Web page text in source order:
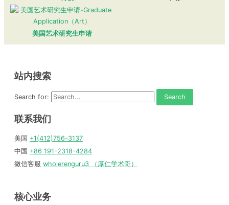
美国艺术研究生申请
站内搜索
Search for:
联系我们
美国 +1(412)756-3137
中国 +86 191-2318-4284
微信客服 wholerenguru3 （厚仁学术哥）
核心业务